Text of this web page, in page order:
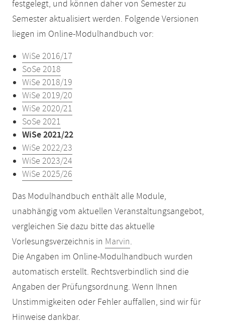
festgelegt, und können daher von Semester zu
Semester aktualisiert werden. Folgende Versionen
liegen im Online-Modulhandbuch vor:
WiSe 2016/17
SoSe 2018
WiSe 2018/19
WiSe 2019/20
WiSe 2020/21
SoSe 2021
WiSe 2021/22
WiSe 2022/23
WiSe 2023/24
WiSe 2025/26
Das Modulhandbuch enthält alle Module,
unabhängig vom aktuellen Veranstaltungsangebot,
vergleichen Sie dazu bitte das aktuelle
Vorlesungsverzeichnis in Marvin.
Die Angaben im Online-Modulhandbuch wurden
automatisch erstellt. Rechtsverbindlich sind die
Angaben der Prüfungsordnung. Wenn Ihnen
Unstimmigkeiten oder Fehler auffallen, sind wir für
Hinweise dankbar.